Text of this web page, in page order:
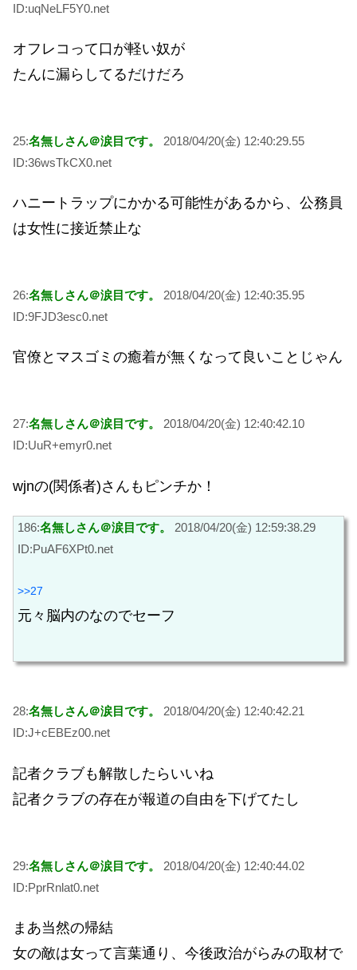
ID:uqNeLF5Y0.net
オフレコって口が軽い奴が
たんに漏らしてるだけだろ
25:名無しさん＠涙目です。
2018/04/20(金) 12:40:29.55
ID:36wsTkCX0.net
ハニートラップにかかる可能性があるから、公務員
は女性に接近禁止な
26:名無しさん＠涙目です。
2018/04/20(金) 12:40:35.95
ID:9FJD3esc0.net
官僚とマスゴミの癒着が無くなって良いことじゃん
27:名無しさん＠涙目です。
2018/04/20(金) 12:40:42.10
ID:UuR+emyr0.net
wjnの(関係者)さんもピンチか！
186:名無しさん＠涙目です。
2018/04/20(金) 12:59:38.29
ID:PuAF6XPt0.net
>>27
元々脳内のなのでセーフ
28:名無しさん＠涙目です。
2018/04/20(金) 12:40:42.21
ID:J+cEBEz00.net
記者クラブも解散したらいいね
記者クラブの存在が報道の自由を下げてたし
29:名無しさん＠涙目です。
2018/04/20(金) 12:40:44.02
ID:PprRnlat0.net
まあ当然の帰結
女の敵は女って言葉通り、今後政治がらみの取材で